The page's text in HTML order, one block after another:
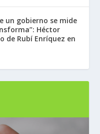
un gobierno se mide
Héctor
de Rubí Enríquez en